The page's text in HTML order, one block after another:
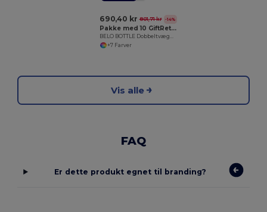
690,40 kr 801,71 kr -14%
Pakke med 10 GiftRetail MO9812
BELO BOTTLE Dobbeltvægget flaske 500ml
+7 Farver
Vis alle
FAQ
Er dette produkt egnet til branding?